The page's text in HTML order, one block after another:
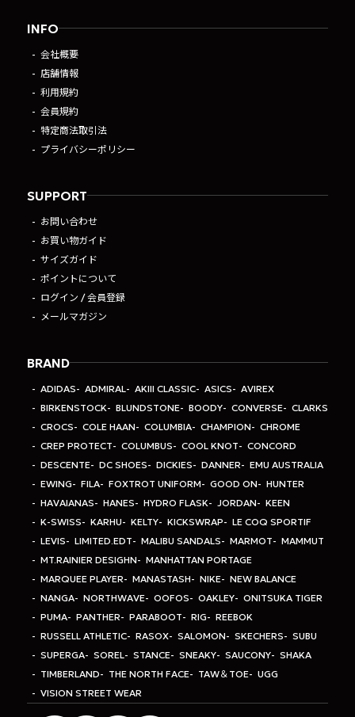
INFO
会社概要
店舗情報
利用規約
会員規約
特定商法取引法
プライバシーポリシー
SUPPORT
お問い合わせ
お買い物ガイド
サイズガイド
ポイントについて
ログイン / 会員登録
メールマガジン
BRAND
ADIDAS ADMIRAL AKIII CLASSIC ASICS
AVIREX
BIRKENSTOCK
BLUNDSTONE BOODY CONVERSE
CLARKS
CROCS
COLE HAAN COLUMBIA CHAMPION
CHROME
CREP PROTECT
COLUMBUS COOL KNOT
CONCORD
DESCENTE
DC SHOES DICKIES DANNER
EMU AUSTRALIA
EWING
FILA FOXTROT UNIFORM GOOD ON
HUNTER
HAVAIANAS
HANES HYDRO FLASK JORDAN
KEEN
K-SWISS
KARHU KELTY KICKSWRAP
LE COQ SPORTIF
LEVIS
LIMITED.EDT MALIBU SANDALS MARMOT
MAMMUT
MT.RAINIER DESIGHN
MANHATTAN PORTAGE
MARQUEE PLAYER
MANASTASH NIKE
NEW BALANCE
NANGA
NORTHWAVE OOFOS OAKLEY
ONITSUKA TIGER
PUMA
PANTHER PARABOOT RIG
REEBOK
RUSSELL ATHLETIC
RASOX SALOMON SKECHERS
SUBU
SUPERGA
SOREL STANCE SNEAKY SAUCONY
SHAKA
TIMBERLAND
THE NORTH FACE TAW＆TOE
UGG
VISION STREET WEAR